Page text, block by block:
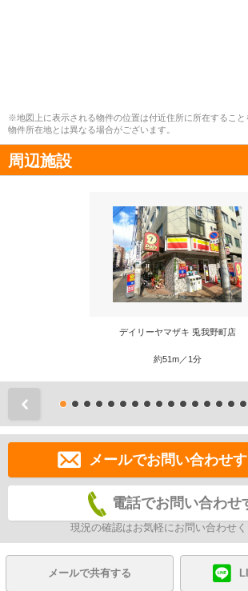
※地図上に表示される物件の位置は付近住所に所在するこ
物件所在地とは異なる場合がございます。
周辺施設
デイリーヤマザキ 兎我野町店
約51m／1分
メールでお問い合わせ
電話でお問い合わせ
現況の確認はお気軽にお問い合わせく
メールで共有する